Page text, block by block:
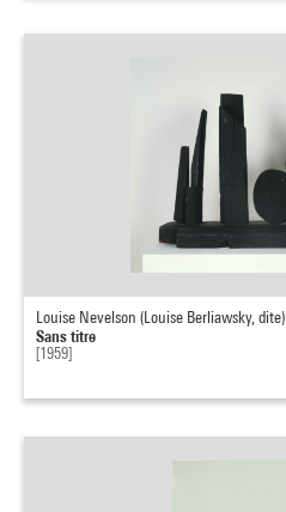
Louise Nevelson (Louise Berliawsky, dite)
Sans titre
[1959]